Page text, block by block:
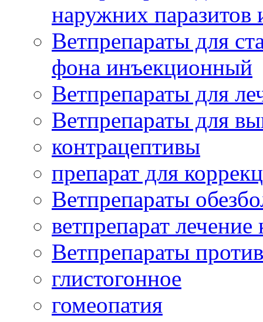
наружних
Ветпрепараты для
фона инъекционный
Ветпрепараты для
Ветпрепараты для
контрацептивы
препарат для
Ветпрепараты
ветпрепарат
Ветпрепараты
глистогонное
гомеопатия